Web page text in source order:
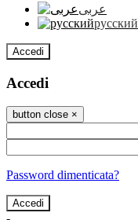
عربى
русский
Accedi
Accedi
button close ×
Password dimenticata?